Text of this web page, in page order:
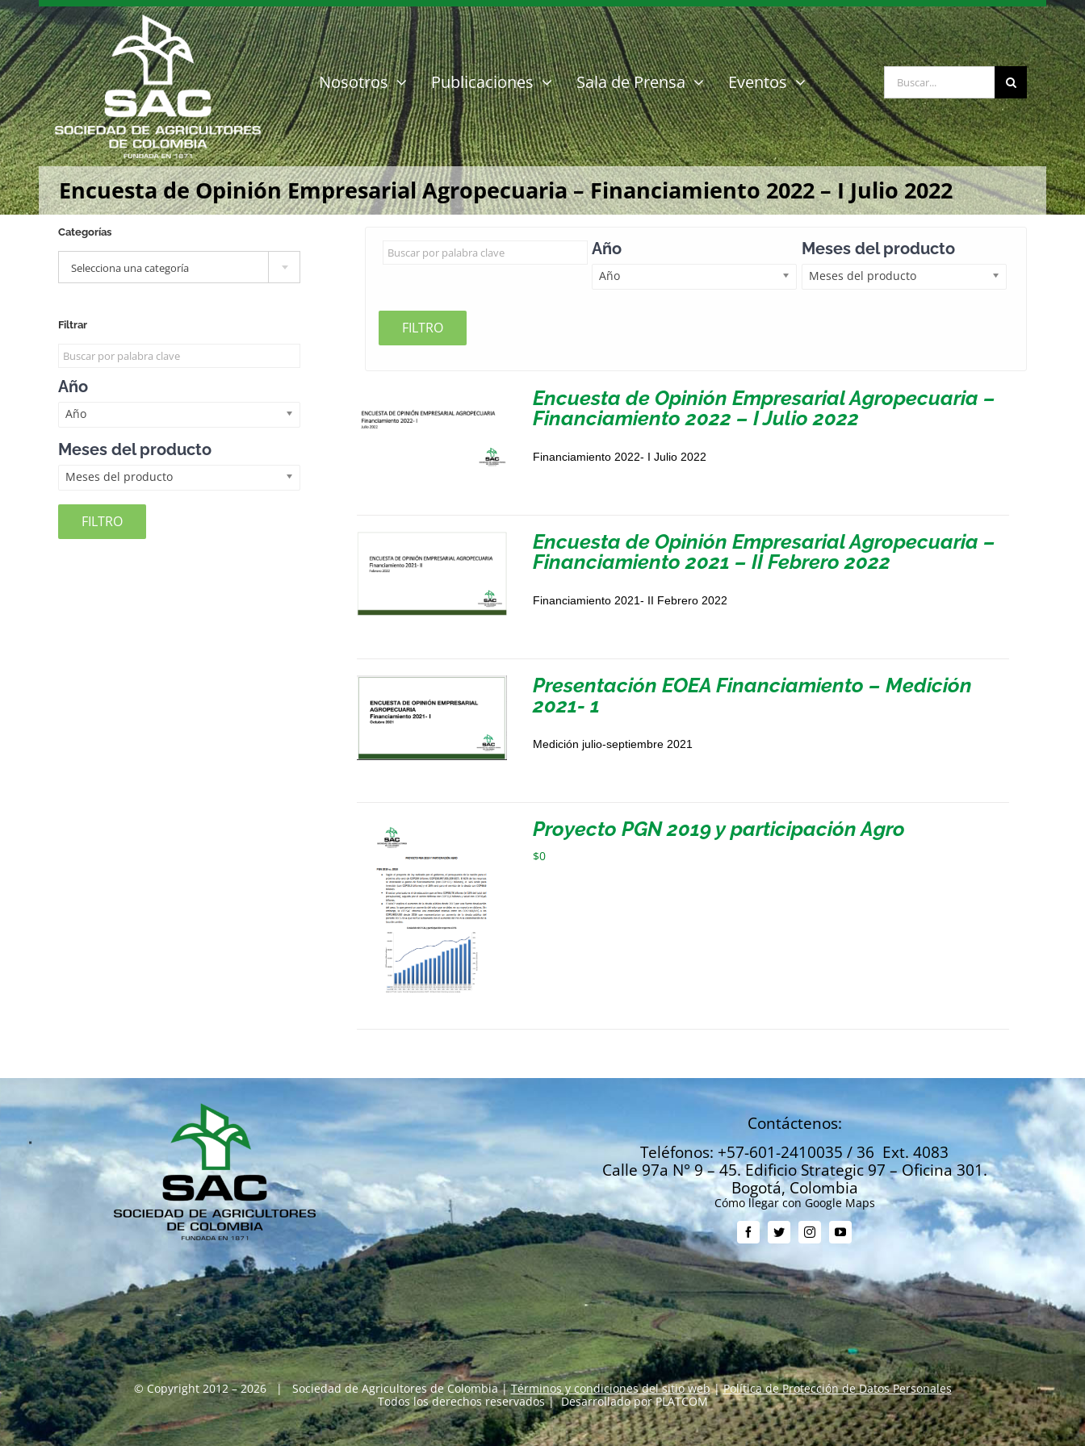
Saltar
al
contenido
Nosotros Publicaciones Sala de Prensa Eventos Buscar:
Encuesta de Opinión Empresarial Agropecuaria – Financiamiento 2022 – I Julio 2022
Año
Año
Meses del producto
Meses del producto
FILTRO
Encuesta de Opinión Empresarial Agropecuaria –
Financiamiento 2022 – I Julio 2022
Financiamiento 2022- I Julio 2022
Encuesta de Opinión Empresarial Agropecuaria –
Financiamiento 2021 – II Febrero 2022
Financiamiento 2021- II Febrero 2022
Presentación EOEA Financiamiento – Medición
2021- 1
Medición julio-septiembre 2021
Proyecto PGN 2019 y participación Agro
$0
Categorías
Selecciona una categoría
Filtrar
Año
Año
Meses del producto
Meses del producto
FILTRO
Contáctenos:
Teléfonos: +57-601-2410035 / 36 Ext. 4083
Calle 97a N° 9 – 45. Edificio Strategic 97 – Oficina 301.
Bogotá, Colombia
Cómo llegar con Google Maps
© Copyright 2012 – 2026 | Sociedad de Agricultores de Colombia |Términos y condiciones del sitio web|Política de Protección de Datos Personales
Todos los derechos reservados | Desarrollado porPLATCOM